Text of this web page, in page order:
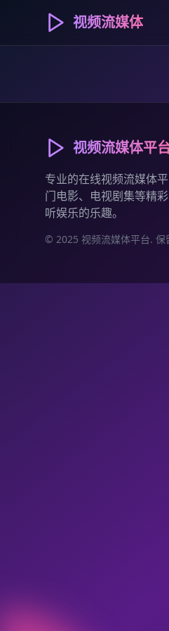
视频流媒体
视频流媒体平
专业的在线视频流媒体
门电影、电视剧集等精
听娱乐的乐趣。
© 2025 视频流媒体平台. 保